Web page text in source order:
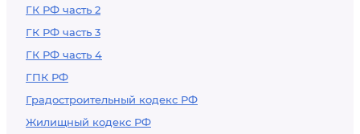
ГК РФ часть 2
ГК РФ часть 3
ГК РФ часть 4
ГПК РФ
Градостроительный кодекс РФ
Жилищный кодекс РФ